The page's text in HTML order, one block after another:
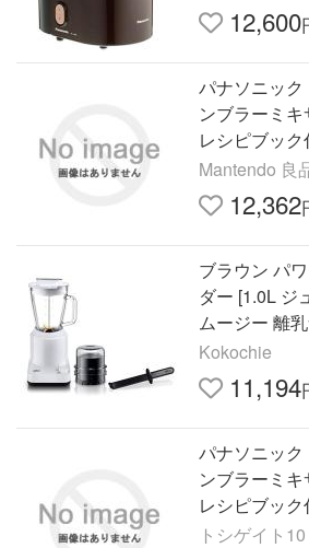
12,600
パナソニック
ンブラーミ
レシピブッ
-T
Mantendo 良
12,362
ブラウン パ
ダー [1.0L ジ
ムージー 離
野菜 操作簡単
Kokochie
11,194
パナソニック
ンブラーミ
レシピブッ
-T
トシゲイト10